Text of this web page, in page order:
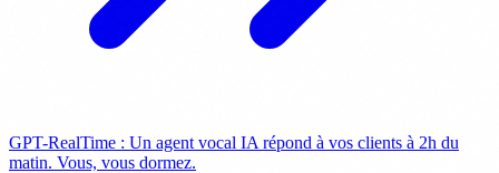
GPT-RealTime : Un agent vocal IA répond à vos clients à 2h du
matin. Vous, vous dormez.